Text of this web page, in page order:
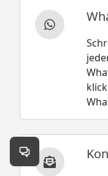
Kontakt öffnen